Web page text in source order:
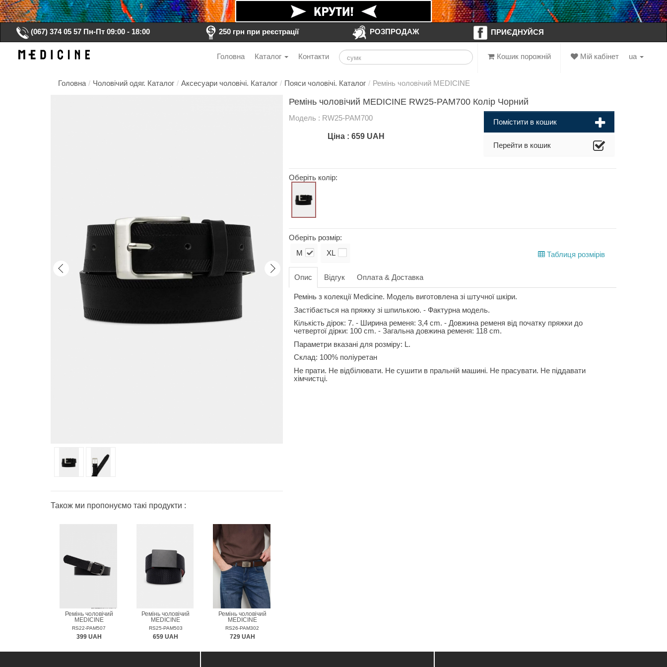
(067) 374 05 57 Пн-Пт 09:00 - 18:00 250 грн при реєстрації РОЗПРОДАЖ ПРИЄДНУЙСЯ
ua
Мій кабінет
Кошик порожній
Головна Каталог Контакти
Головна / Чоловічий одяг. Каталог / Аксесуари чоловічі. Каталог / Пояси чоловічі. Каталог / Ремінь чоловічий MEDICINE
Також ми пропонуємо такі продукти :
Ремінь чоловічий
MEDICINE
RS22-PAM507
399 UAH
Ремінь чоловічий
MEDICINE
RS25-PAM503
659 UAH
Ремінь чоловічий
MEDICINE
RS26-PAM302
729 UAH
Ремінь чоловічий MEDICINE RW25-PAM700 Колір Чорний
Модель : RW25-PAM700
Ціна : 659 UAH
Помістити в кошик
Перейти в кошик
Оберіть колір:
Оберіть розмір:
M XL Таблиця розмірів
Опис Відгук Оплата & Доставка
Ремінь з колекції Medicine. Модель виготовлена зі штучної шкіри.
Застібається на пряжку зі шпилькою. - Фактурна модель.
Кількість дірок: 7. - Ширина ременя: 3,4 cm. - Довжина ременя від початку пряжки до
четвертої дірки: 100 cm. - Загальна довжина ременя: 118 cm.
Параметри вказані для розміру: L.
Склад: 100% поліуретан
Не прати. Не відбілювати. Не сушити в пральній машині. Не прасувати. Не піддавати
хімчистці.